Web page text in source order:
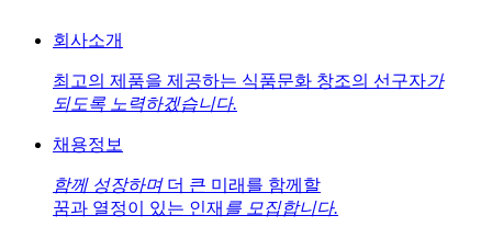
회사소개
최고의 제품을 제공하는 식품문화 창조의 선구자가
되도록 노력하겠습니다.
채용정보
함께 성장하며 더 큰 미래를 함께할
꿈과 열정이 있는 인재 를 모집합니다.